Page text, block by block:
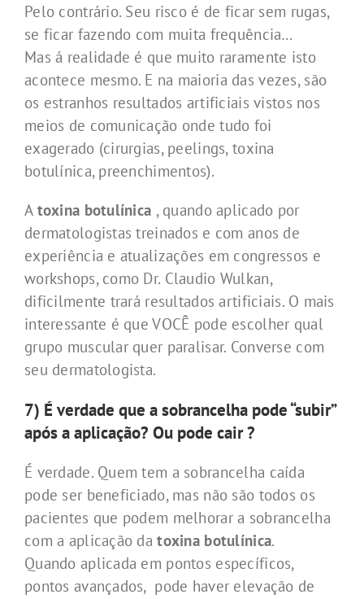
Pelo contrário. Seu risco é de ficar sem rugas,
se ficar fazendo com muita frequência…
Mas á realidade é que muito raramente isto
acontece mesmo. E na maioria das vezes, são
os estranhos resultados artificiais vistos nos
meios de comunicação onde tudo foi
exagerado (cirurgias, peelings, toxina
botulínica, preenchimentos).
A toxina botulínica , quando aplicado por
dermatologistas treinados e com anos de
experiência e atualizações em congressos e
workshops, como Dr. Claudio Wulkan,
dificilmente trará resultados artificiais. O mais
interessante é que VOCÊ pode escolher qual
grupo muscular quer paralisar. Converse com
seu dermatologista.
7) É verdade que a sobrancelha pode “subir”
após a aplicação? Ou pode cair ?
É verdade. Quem tem a sobrancelha caída
pode ser beneficiado, mas não são todos os
pacientes que podem melhorar a sobrancelha
com a aplicação datoxina botulínica.
Quando aplicada em pontos específicos,
pontos avançados, pode haver elevação de